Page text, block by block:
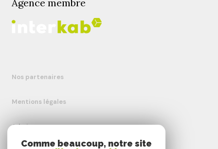
Agence membre
Nos partenaires
Mentions légales
Admin
Comme beaucoup, notre site